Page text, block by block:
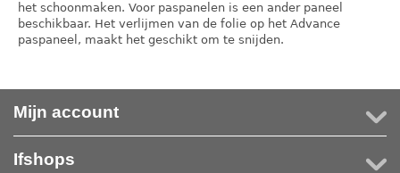
het schoonmaken. Voor paspanelen is een ander paneel
beschikbaar. Het verlijmen van de folie op het Advance
paspaneel, maakt het geschikt om te snijden.
Mijn account
Ifshops